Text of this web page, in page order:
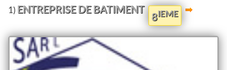
1) ENTREPRISE DE BATIMENT
8IEME